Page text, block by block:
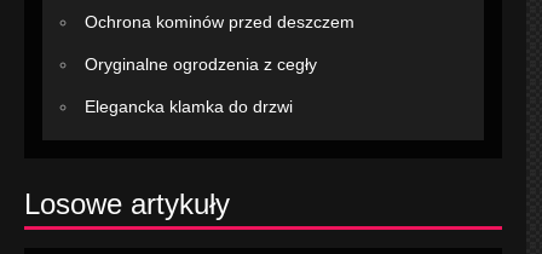
Ochrona kominów przed deszczem
Oryginalne ogrodzenia z cegły
Elegancka klamka do drzwi
Losowe artykuły